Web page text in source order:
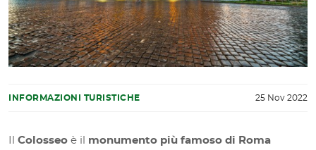
INFORMAZIONI TURISTICHE 25 Nov 2022
Colosseo è il monumento più famoso di Roma